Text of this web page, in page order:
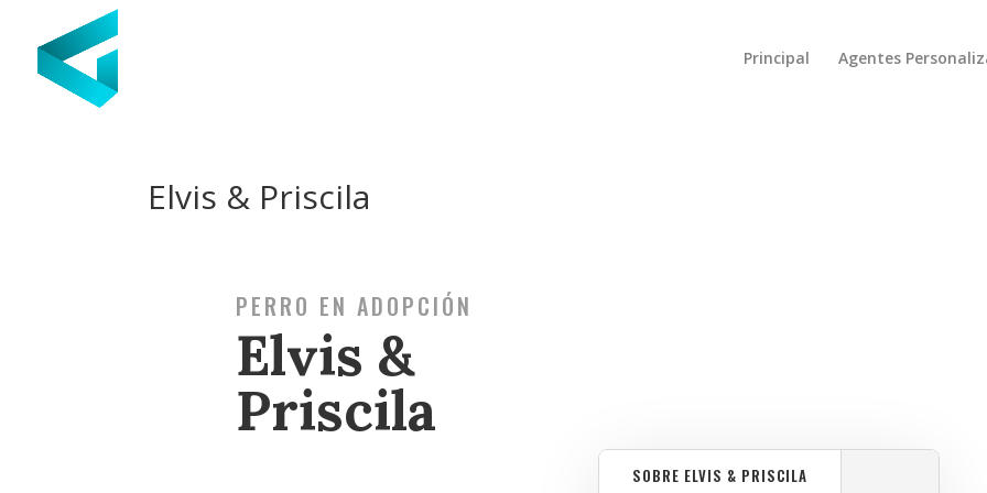
Principal Agentes
Elvis & Priscila
PERRO EN ADOPCIÓN
Elvis &
Priscila
SOBRE ELVIS & PRISCILA